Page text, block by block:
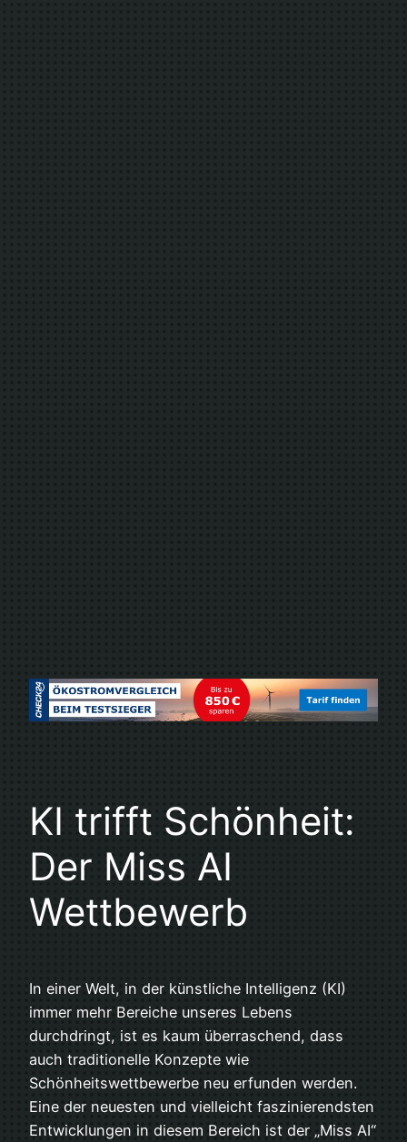
KI trifft Schönheit:
Der Miss AI
Wettbewerb
In einer Welt, in der künstliche Intelligenz (KI)
immer mehr Bereiche unseres Lebens
durchdringt, ist es kaum überraschend, dass
auch traditionelle Konzepte wie
Schönheitswettbewerbe neu erfunden werden.
Eine der neuesten und vielleicht faszinierendsten
Entwicklungen in diesem Bereich ist der „Miss AI“